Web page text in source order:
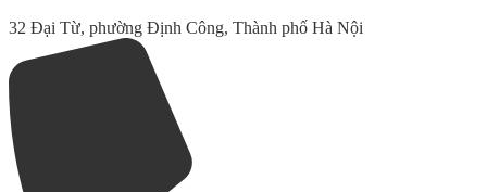
32 Đại Từ, phường Định Công, Thành phố Hà Nội